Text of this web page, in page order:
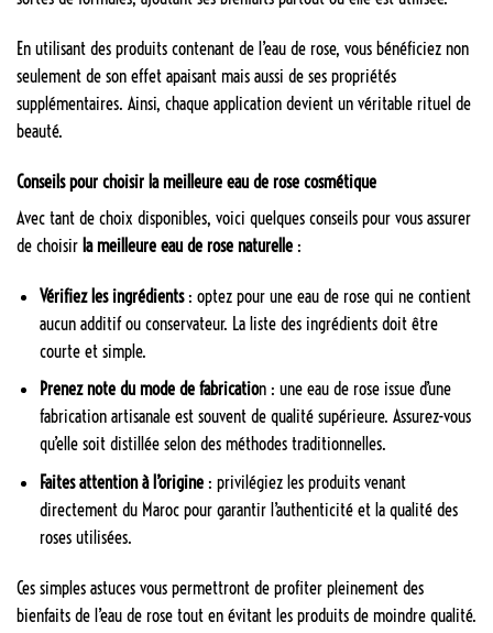
En utilisant des produits contenant de l’eau de rose, vous bénéficiez non
seulement de son effet apaisant mais aussi de ses propriétés
supplémentaires. Ainsi, chaque application devient un véritable rituel de
beauté.
Conseils pour choisir la meilleure eau de rose cosmétique
Avec tant de choix disponibles, voici quelques conseils pour vous assurer
de choisir la meilleure eau de rose naturelle :
Vérifiez les ingrédients: optez pour une eau de rose qui ne contient
aucun additif ou conservateur. La liste des ingrédients doit être
courte et simple.
Prenez note du mode de fabrication : une eau de rose issue d’une
fabrication artisanale est souvent de qualité supérieure. Assurez-vous
qu’elle soit distillée selon des méthodes traditionnelles.
Faites attention à l’origine: privilégiez les produits venant
directement du Maroc pour garantir l’authenticité et la qualité des
roses utilisées.
Ces simples astuces vous permettront de profiter pleinement des
bienfaits de l’eau de rose tout en évitant les produits de moindre qualité.